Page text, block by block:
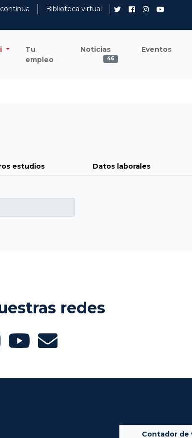
Biblioteca virtual
Tu
empleo
Noticias
46
Eventos
estudios Datos laborales
redes
Contador de